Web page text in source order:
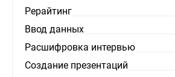
Рерайтинг
Ввод данных
Расшифровка интервью
Создание презентаций